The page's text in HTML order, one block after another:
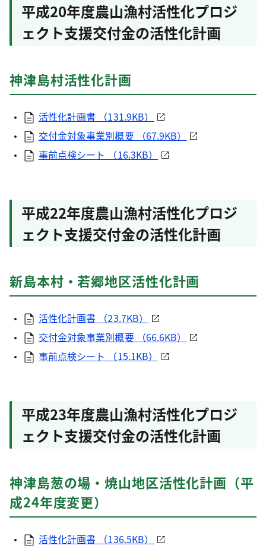
平成20年度農山漁村活性化プロジ
ェクト支援交付金の活性化計画
神津島村活性化計画
活性化計画書 （131.9KB）
交付金対象事業別概要 （67.9KB）
事前点検シート （16.3KB）
平成22年度農山漁村活性化プロジ
ェクト支援交付金の活性化計画
新島本村・若郷地区活性化計画
活性化計画書 （23.7KB）
交付金対象事業別概要 （66.6KB）
事前点検シート （15.1KB）
平成23年度農山漁村活性化プロジ
ェクト支援交付金の活性化計画
神津島葱の場・焼山地区活性化計画（平
成24年度変更）
活性化計画書 （136.5KB）